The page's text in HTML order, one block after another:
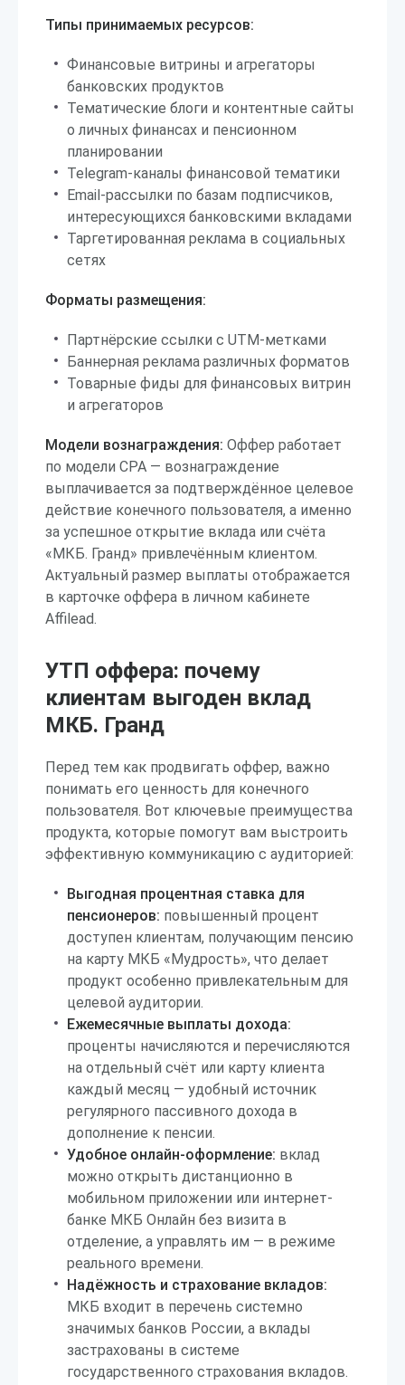
Типы принимаемых ресурсов:
Финансовые витрины и агрегаторы
банковских продуктов
Тематические блоги и контентные сайты
о личных финансах и пенсионном
планировании
Telegram-каналы финансовой тематики
Email-рассылки по базам подписчиков,
интересующихся банковскими вкладами
Таргетированная реклама в социальных
сетях
Форматы размещения:
Партнёрские ссылки с UTM-метками
Баннерная реклама различных форматов
Товарные фиды для финансовых витрин
и агрегаторов
Модели вознаграждения: Оффер работает
по модели CPA — вознаграждение
выплачивается за подтверждённое целевое
действие конечного пользователя, а именно
за успешное открытие вклада или счёта
«МКБ. Гранд» привлечённым клиентом.
Актуальный размер выплаты отображается
в карточке оффера в личном кабинете
Affilead.
УТП оффера: почему
клиентам выгоден вклад
МКБ. Гранд
Перед тем как продвигать оффер, важно
понимать его ценность для конечного
пользователя. Вот ключевые преимущества
продукта, которые помогут вам выстроить
эффективную коммуникацию с аудиторией:
Выгодная процентная ставка для
пенсионеров: повышенный процент
доступен клиентам, получающим пенсию
на карту МКБ «Мудрость», что делает
продукт особенно привлекательным для
целевой аудитории.
Ежемесячные выплаты дохода:
проценты начисляются и перечисляются
на отдельный счёт или карту клиента
каждый месяц — удобный источник
регулярного пассивного дохода в
дополнение к пенсии.
Удобное онлайн-оформление: вклад
можно открыть дистанционно в
мобильном приложении или интернет-
банке МКБ Онлайн без визита в
отделение, а управлять им — в режиме
реального времени.
Надёжность и страхование вкладов:
МКБ входит в перечень системно
значимых банков России, а вклады
застрахованы в системе
государственного страхования вкладов.